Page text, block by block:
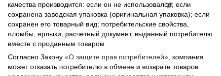
качества производится: если он не использовался; если
сохранена заводская упаковка (оригинальная упаковка); если
сохранен его товарный вид; потребительские свойства,
пломбы, ярлыки; расчетный документ, выданный потребителю
вместе с проданным товаром
Согласно Закону «О защите прав потребителей», компания
может отказать потребителю в обмене и возврате товаров